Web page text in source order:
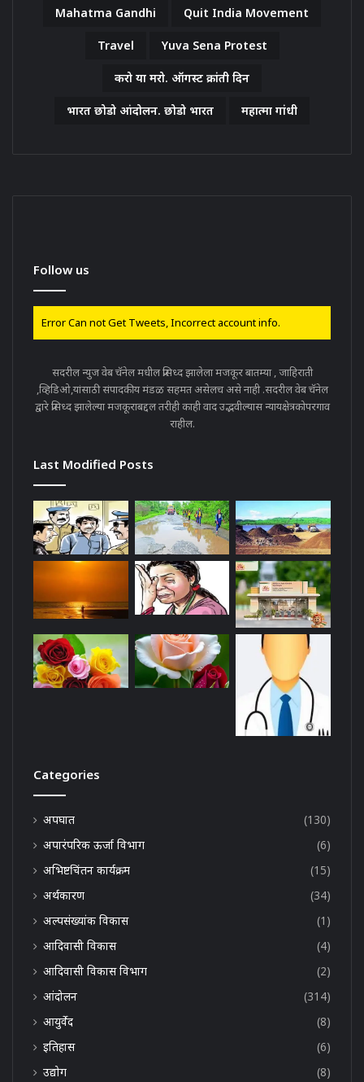
Mahatma Gandhi Quit India Movement
Travel Yuva Sena Protest
करो या मरो. ऑगस्ट क्रांती दिन
भारत छोडो आंदोलन. छोडो भारत महात्मा गांधी
Follow us
Error Can not Get Tweets, Incorrect account info.
सदरील न्युज वेब चॅनेल मधील प्रसिध्द झालेला मजकूर बातम्या , जाहिराती
,व्हिडिओ,यांसाठी संपादकीय मंडळ सहमत असेलच असे नाही .सदरील वेब चॅनेल
द्वारे प्रसिध्द झालेल्या मजकूराबद्दल तरीही काही वाद उद्भवील्यास न्यायक्षेत्रकोपरगाव
राहील.
Last Modified Posts
Categories
अपघात
(130)
अपारंपरिक ऊर्जा विभाग
(6)
अभिष्टचिंतन कार्यक्रम
(15)
अर्थकारण
(34)
अल्पसंख्यांक विकास
(1)
आदिवासी विकास
(4)
आदिवासी विकास विभाग
(2)
आंदोलन
(314)
आयुर्वेद
(8)
इतिहास
(6)
उद्योग
(8)